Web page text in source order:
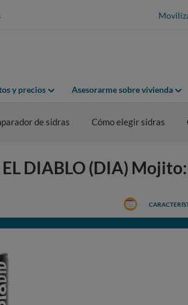
y precios Asesorarme sobre vivienda
de sidras Cómo elegir sidras
DIABLO (DIA)